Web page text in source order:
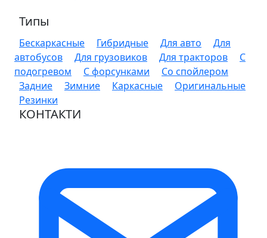
Типы
Бескаркасные Гибридные Для авто
Для
автобусов
Для грузовиков Для тракторов
С
подогревом
С форсунками
Со спойлером
Задние
Зимние Каркасные
Оригинальные
Резинки
КОНТАКТИ